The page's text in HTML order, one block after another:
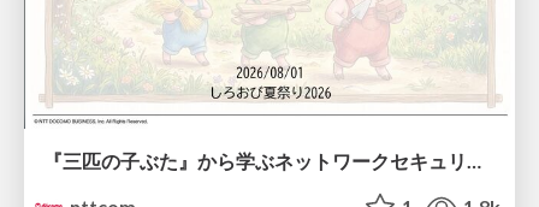
『三匹の子ぶた』から学ぶネットワークセキュリティの昔と今 / Network Security: Then and Now Through the Lens of The Three Little Pigs